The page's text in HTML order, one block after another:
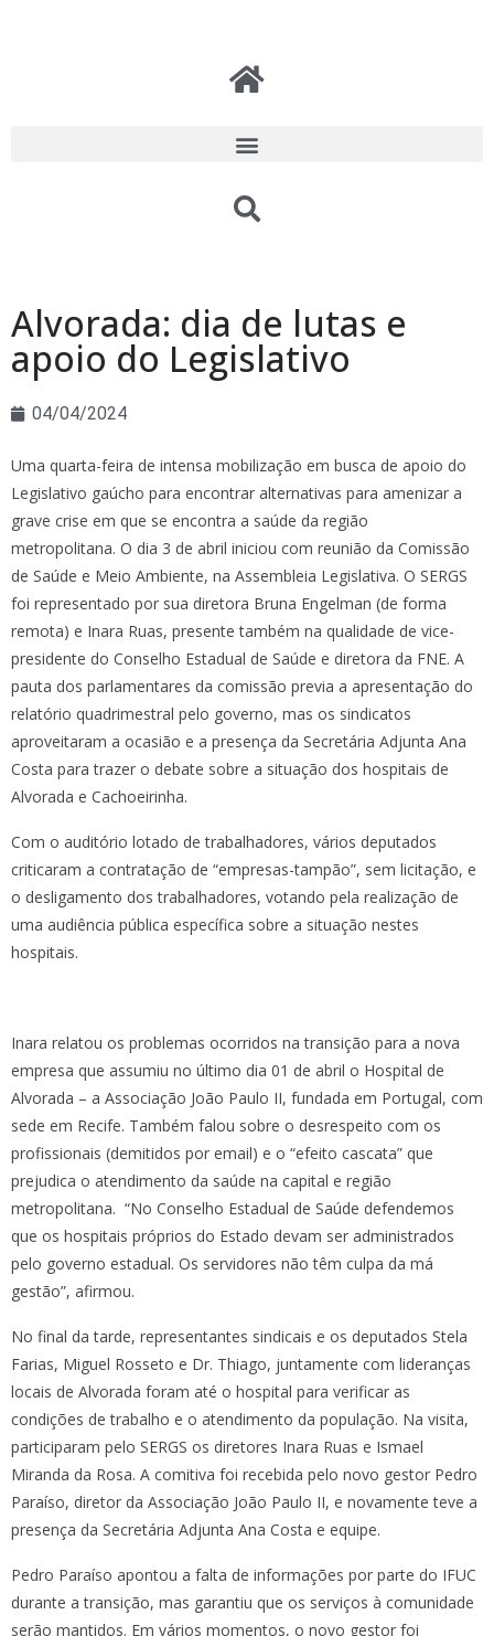
Alvorada: dia de lutas e
apoio do Legislativo
04/04/2024
Uma quarta-feira de intensa mobilização em busca de apoio do
Legislativo gaúcho para encontrar alternativas para amenizar a
grave crise em que se encontra a saúde da região
metropolitana. O dia 3 de abril iniciou com reunião da Comissão
de Saúde e Meio Ambiente, na Assembleia Legislativa. O SERGS
foi representado por sua diretora Bruna Engelman (de forma
remota) e Inara Ruas, presente também na qualidade de vice-
presidente do Conselho Estadual de Saúde e diretora da FNE. A
pauta dos parlamentares da comissão previa a apresentação do
relatório quadrimestral pelo governo, mas os sindicatos
aproveitaram a ocasião e a presença da Secretária Adjunta Ana
Costa para trazer o debate sobre a situação dos hospitais de
Alvorada e Cachoeirinha.
Com o auditório lotado de trabalhadores, vários deputados
criticaram a contratação de “empresas-tampão”, sem licitação, e
o desligamento dos trabalhadores, votando pela realização de
uma audiência pública específica sobre a situação nestes
hospitais.
Inara relatou os problemas ocorridos na transição para a nova
empresa que assumiu no último dia 01 de abril o Hospital de
Alvorada – a Associação João Paulo II, fundada em Portugal, com
sede em Recife. Também falou sobre o desrespeito com os
profissionais (demitidos por email) e o “efeito cascata” que
prejudica o atendimento da saúde na capital e região
metropolitana. “No Conselho Estadual de Saúde defendemos
que os hospitais próprios do Estado devam ser administrados
pelo governo estadual. Os servidores não têm culpa da má
gestão”, afirmou.
No final da tarde, representantes sindicais e os deputados Stela
Farias, Miguel Rosseto e Dr. Thiago, juntamente com lideranças
locais de Alvorada foram até o hospital para verificar as
condições de trabalho e o atendimento da população. Na visita,
participaram pelo SERGS os diretores Inara Ruas e Ismael
Miranda da Rosa. A comitiva foi recebida pelo novo gestor Pedro
Paraíso, diretor da Associação João Paulo II, e novamente teve a
presença da Secretária Adjunta Ana Costa e equipe.
Pedro Paraíso apontou a falta de informações por parte do IFUC
durante a transição, mas garantiu que os serviços à comunidade
serão mantidos. Em vários momentos, o novo gestor foi